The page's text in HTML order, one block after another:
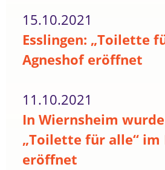
15.10.2021
Esslingen: „Toilette
Agneshof eröffnet
11.10.2021
In Wiernsheim
„Toilette für alle“ im
eröffnet